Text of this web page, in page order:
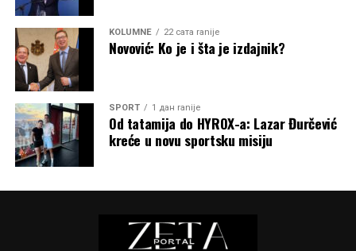
KOLUMNE 22 сата ranije
Novović: Ko je i šta je izdajnik?
SPORT 1 дан ranije
Od tatamija do HYROX-a: Lazar Đurčević
kreće u novu sportsku misiju